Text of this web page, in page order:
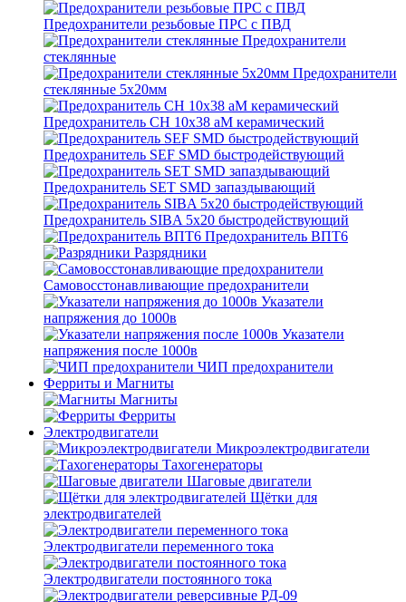
Предохранители резьбовые ПРС с ПВД
Предохранители
стеклянные
Предохранители
стеклянные 5х20мм
Предохранитель CH 10x38 aM керамический
Предохранитель SEF SMD быстродействующий
Предохранитель SET SMD запаздывающий
Предохранитель SIBA 5x20 быстродействующий
Предохранитель ВПТ6
Разрядники
Самовосстонавливающие предохранители
Указатели
напряжения до 1000в
Указатели
напряжения после 1000в
ЧИП предохранители
Ферриты и Магниты
Магниты
Ферриты
Электродвигатели
Микроэлектродвигатели
Тахогенераторы
Шаговые двигатели
Щётки для
электродвигателей
Электродвигатели переменного тока
Электродвигатели постоянного тока